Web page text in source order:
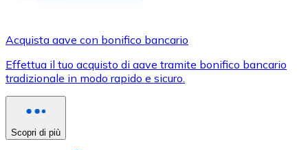
Usa le carte Visa e Mastercard per acquistare
Acquista con carta
Acquista aave con bonifico bancario
Effettua il tuo acquisto di aave tramite bonifico bancario
tradizionale in modo rapido e sicuro.
Scopri di più